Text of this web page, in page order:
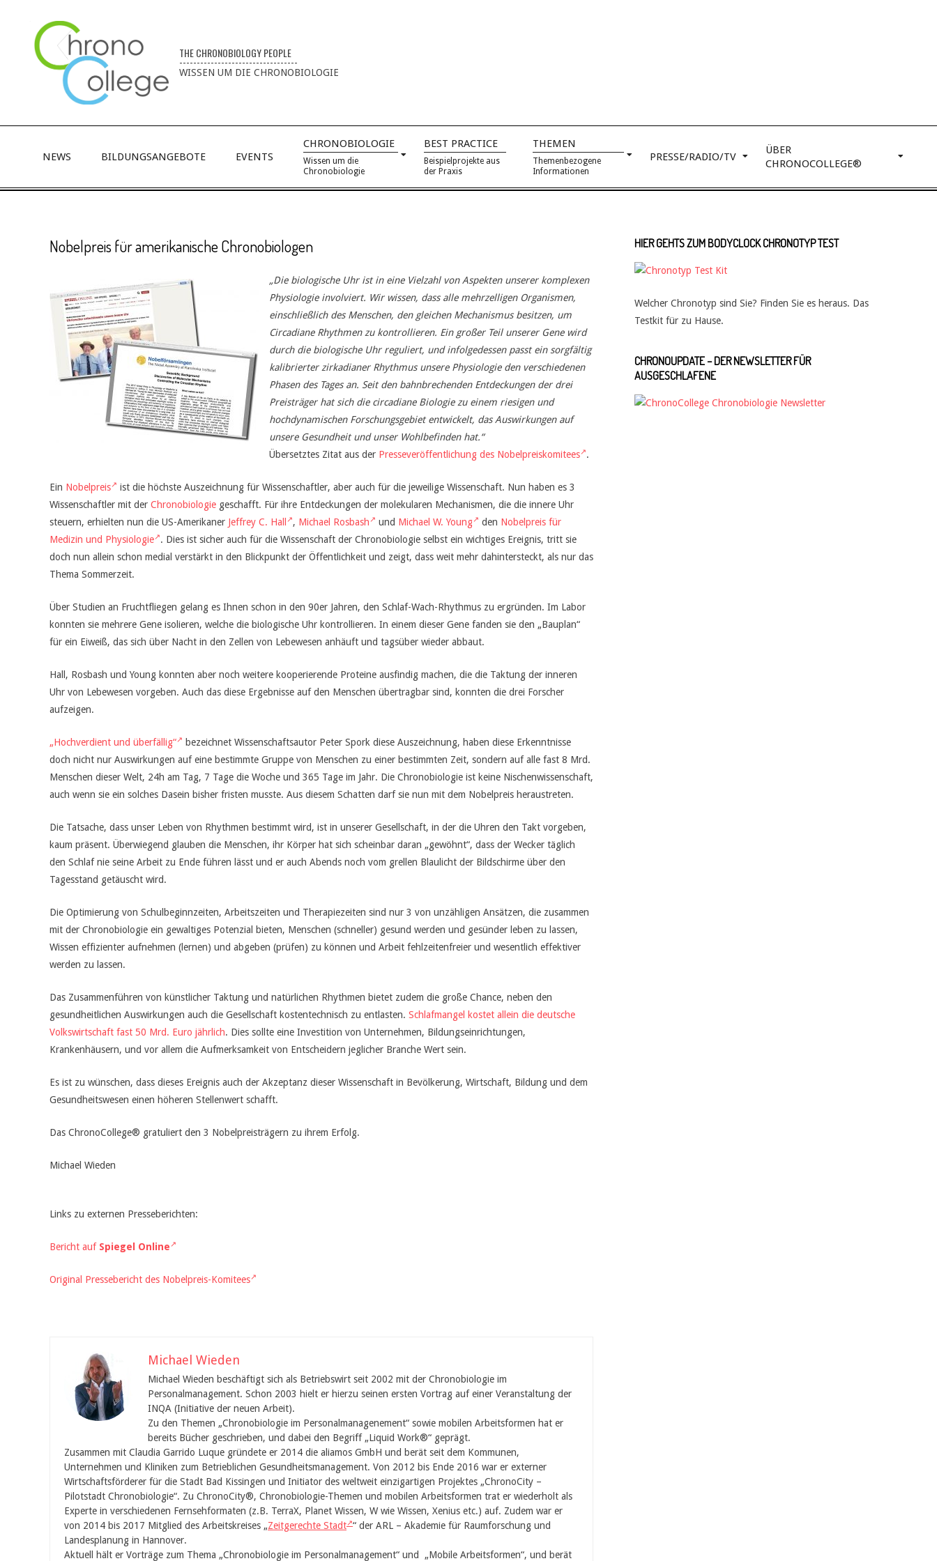
THE CHRONOBIOLOGY PEOPLE
----------------------------------
WISSEN UM DIE CHRONOBIOLOGIE
NEWS BILDUNGSANGEBOTE EVENTS
CHRONOBIOLOGIE
Wissen um die
Chronobiologie
BEST PRACTICE
Beispielprojekte aus
der Praxis
THEMEN
Themenbezogene
Informationen
PRESSE/RADIO/TV
ÜBER
CHRONOCOLLEGE®
Nobelpreis für amerikanische Chronobiologen
„Die biologische Uhr ist in eine Vielzahl von Aspekten unserer komplexen
Physiologie involviert. Wir wissen, dass alle mehrzelligen Organismen,
einschließlich des Menschen, den gleichen Mechanismus besitzen, um
Circadiane Rhythmen zu kontrollieren. Ein großer Teil unserer Gene wird
durch die biologische Uhr reguliert, und infolgedessen passt ein sorgfältig
kalibrierter zirkadianer Rhythmus unsere Physiologie den verschiedenen
Phasen des Tages an. Seit den bahnbrechenden Entdeckungen der drei
Preisträger hat sich die circadiane Biologie zu einem riesigen und
hochdynamischen Forschungsgebiet entwickelt, das Auswirkungen auf
unsere Gesundheit und unser Wohlbefinden hat.“
Übersetztes Zitat aus der Presseveröffentlichung des Nobelpreiskomitees .
Ein Nobelpreis
ist die höchste Auszeichnung für Wissenschaftler, aber auch für die jeweilige Wissenschaft. Nun haben es 3
Wissenschaftler mit der Chronobiologie geschafft. Für ihre Entdeckungen der molekularen Mechanismen, die die innere Uhr
steuern, erhielten nun die US-Amerikaner Jeffrey C. Hall , Michael Rosbash und Michael W. Young den Nobelpreis für
Medizin und Physiologie
. Dies ist sicher auch für die Wissenschaft der Chronobiologie selbst ein wichtiges Ereignis, tritt sie
doch nun allein schon medial verstärkt in den Blickpunkt der Öffentlichkeit und zeigt, dass weit mehr dahintersteckt, als nur das
Thema Sommerzeit.
Über Studien an Fruchtfliegen gelang es Ihnen schon in den 90er Jahren, den Schlaf-Wach-Rhythmus zu ergründen. Im Labor
konnten sie mehrere Gene isolieren, welche die biologische Uhr kontrollieren. In einem dieser Gene fanden sie den „Bauplan“
für ein Eiweiß, das sich über Nacht in den Zellen von Lebewesen anhäuft und tagsüber wieder abbaut.
Hall, Rosbash und Young konnten aber noch weitere kooperierende Proteine ausfindig machen, die die Taktung der inneren
Uhr von Lebewesen vorgeben. Auch das diese Ergebnisse auf den Menschen übertragbar sind, konnten die drei Forscher
aufzeigen.
„Hochverdient und überfällig“
bezeichnet Wissenschaftsautor Peter Spork diese Auszeichnung, haben diese Erkenntnisse
doch nicht nur Auswirkungen auf eine bestimmte Gruppe von Menschen zu einer bestimmten Zeit, sondern auf alle fast 8 Mrd.
Menschen dieser Welt, 24h am Tag, 7 Tage die Woche und 365 Tage im Jahr. Die Chronobiologie ist keine Nischenwissenschaft,
auch wenn sie ein solches Dasein bisher fristen musste. Aus diesem Schatten darf sie nun mit dem Nobelpreis heraustreten.
Die Tatsache, dass unser Leben von Rhythmen bestimmt wird, ist in unserer Gesellschaft, in der die Uhren den Takt vorgeben,
kaum präsent. Überwiegend glauben die Menschen, ihr Körper hat sich scheinbar daran „gewöhnt“, dass der Wecker täglich
den Schlaf nie seine Arbeit zu Ende führen lässt und er auch Abends noch vom grellen Blaulicht der Bildschirme über den
Tagesstand getäuscht wird.
Die Optimierung von Schulbeginnzeiten, Arbeitszeiten und Therapiezeiten sind nur 3 von unzähligen Ansätzen, die zusammen
mit der Chronobiologie ein gewaltiges Potenzial bieten, Menschen (schneller) gesund werden und gesünder leben zu lassen,
Wissen effizienter aufnehmen (lernen) und abgeben (prüfen) zu können und Arbeit fehlzeitenfreier und wesentlich effektiver
werden zu lassen.
Das Zusammenführen von künstlicher Taktung und natürlichen Rhythmen bietet zudem die große Chance, neben den
gesundheitlichen Auswirkungen auch die Gesellschaft kostentechnisch zu entlasten. Schlafmangel kostet allein die deutsche
Volkswirtschaft fast 50 Mrd. Euro jährlich. Dies sollte eine Investition von Unternehmen, Bildungseinrichtungen,
Krankenhäusern, und vor allem die Aufmerksamkeit von Entscheidern jeglicher Branche Wert sein.
Es ist zu wünschen, dass dieses Ereignis auch der Akzeptanz dieser Wissenschaft in Bevölkerung, Wirtschaft, Bildung und dem
Gesundheitswesen einen höheren Stellenwert schafft.
Das ChronoCollege® gratuliert den 3 Nobelpreisträgern zu ihrem Erfolg.
Michael Wieden
Links zu externen Presseberichten:
Bericht auf Spiegel Online
Original Pressebericht des Nobelpreis-Komitees
Michael Wieden
Michael Wieden beschäftigt sich als Betriebswirt seit 2002 mit der Chronobiologie im
Personalmanagement. Schon 2003 hielt er hierzu seinen ersten Vortrag auf einer Veranstaltung der
INQA (Initiative der neuen Arbeit).
Zu den Themen „Chronobiologie im Personalmanagenement“ sowie mobilen Arbeitsformen hat er
bereits Bücher geschrieben, und dabei den Begriff „Liquid Work®“ geprägt.
Zusammen mit Claudia Garrido Luque gründete er 2014 die aliamos GmbH und berät seit dem Kommunen,
Unternehmen und Kliniken zum Betrieblichen Gesundheitsmanagement. Von 2012 bis Ende 2016 war er externer
Wirtschaftsförderer für die Stadt Bad Kissingen und Initiator des weltweit einzigartigen Projektes „ChronoCity –
Pilotstadt Chronobiologie“. Zu ChronoCity®, Chronobiologie-Themen und mobilen Arbeitsformen trat er wiederholt als
Experte in verschiedenen Fernsehformaten (z.B. TerraX, Planet Wissen, W wie Wissen, Xenius etc.) auf. Zudem war er
von 2014 bis 2017 Mitglied des Arbeitskreises „Zeitgerechte Stadt “ der ARL – Akademie für Raumforschung und
Landesplanung in Hannover.
Aktuell hält er Vorträge zum Thema „Chronobiologie im Personalmanagement“ und „Mobile Arbeitsformen“, und berät
HIER GEHTS ZUM BODYCLOCK CHRONOTYP TEST
Welcher Chronotyp sind Sie? Finden Sie es heraus. Das
Testkit für zu Hause.
CHRONOUPDATE – DER NEWSLETTER FÜR
AUSGESCHLAFENE